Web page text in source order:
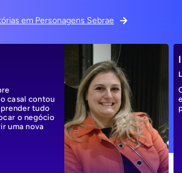
em Personagens Sebrae
casal contou
tudo
o negócio
uma nova